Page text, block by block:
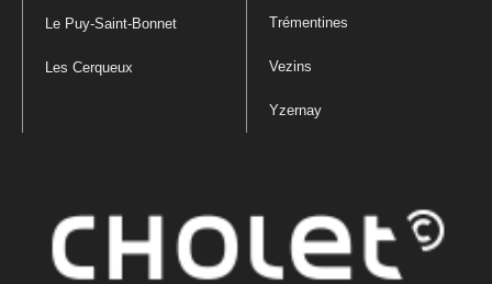
Le Puy-Saint-Bonnet
Les Cerqueux
Trémentines
Vezins
Yzernay